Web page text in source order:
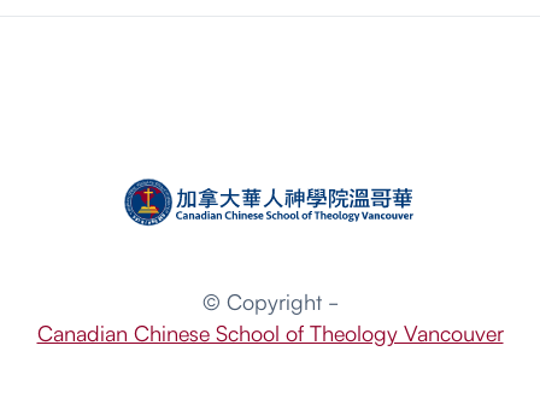
© Copyright -
Canadian Chinese School of Theology Vancouver